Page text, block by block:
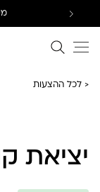
חיפוש באתר
< לכל ההצעות
יציאת